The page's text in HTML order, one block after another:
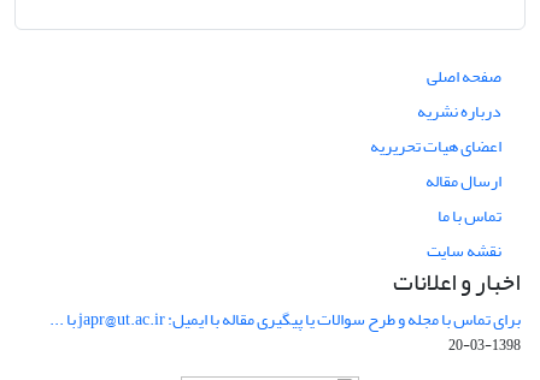
صفحه اصلی
درباره نشریه
اعضای هیات تحریریه
ارسال مقاله
تماس با ما
نقشه سایت
اخبار و اعلانات
برای تماس با مجله و طرح سوالات یا پیگیری مقاله با ایمیل: japr@ut.ac.ir با ...
1398-03-20